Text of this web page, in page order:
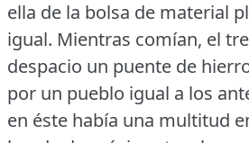
ella de la bolsa de material
igual. Mientras comían, el
despacio un puente de
por un pueblo igual a los
en éste había una multitud